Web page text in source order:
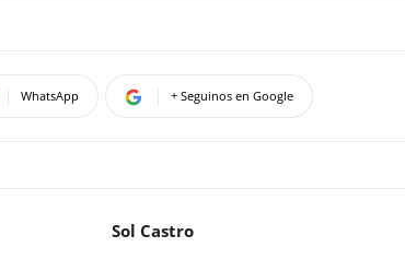
WhatsApp + Seguinos en Google
Sol Castro